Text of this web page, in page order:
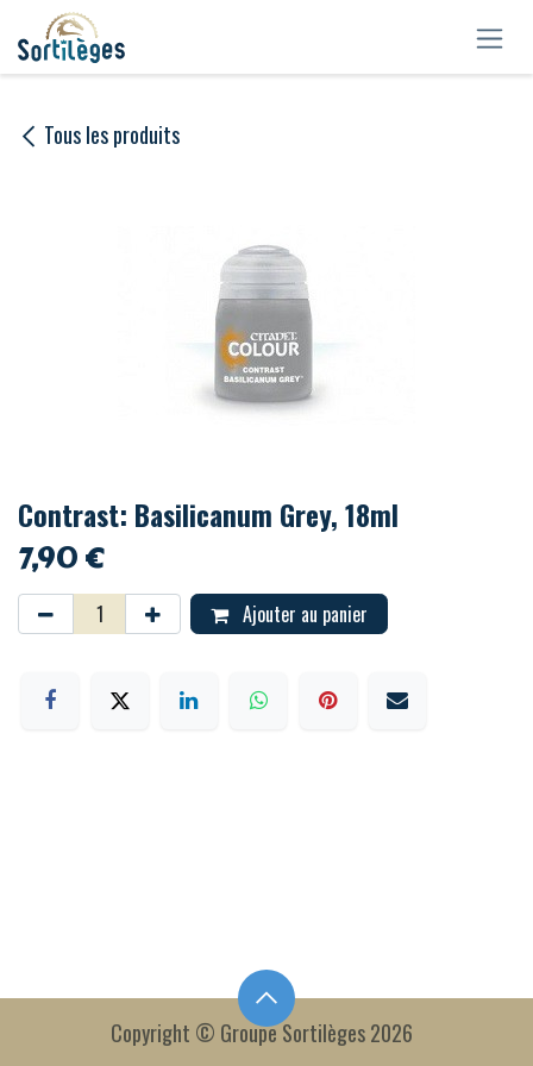
Se rendre au contenu
Tous les produits
Contrast: Basilicanum Grey, 18ml
7,90€
Ajouter au panier
Copyright © Groupe Sortilèges 2026